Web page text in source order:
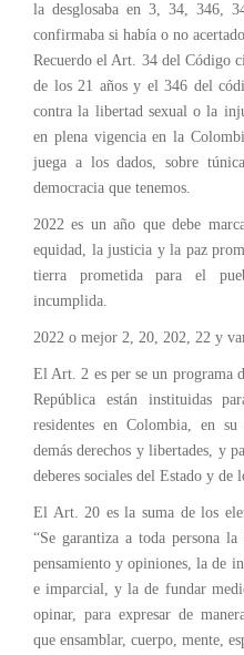
la desglosaba en 3, 34, 346,
confirmaba si había o no
Recuerdo el Art. 34 del Código
de los 21 años y el 346 del
contra la libertad sexual o la
en plena vigencia en la
juega a los dados, sobre
democracia que tenemos.
2022 es un año que debe
equidad, la justicia y la paz
tierra prometida para el
incumplida.
2022 o mejor 2, 20, 202, 22 y
El Art. 2 es per se un programa
República están instituidas
residentes en Colombia, en
demás derechos y libertades, y
deberes sociales del Estado y de
El Art. 20 es la suma de los
“Se garantiza a toda persona
pensamiento y opiniones, la de
e imparcial, y la de fundar
opinar, para expresar de
que ensamblar, cuerpo, mente,